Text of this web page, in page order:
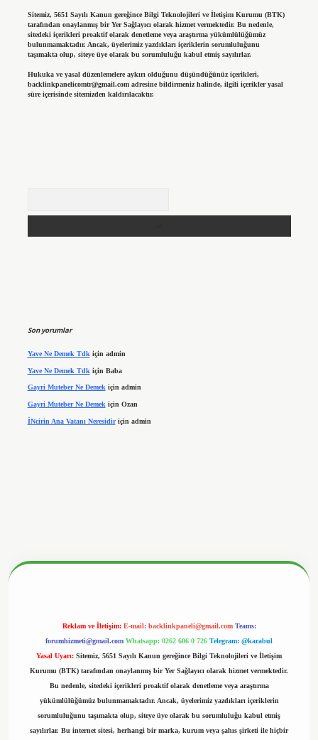
Sitemiz, 5651 Sayılı Kanun gereğince Bilgi Teknolojileri ve İletişim Kurumu (BTK)
tarafından onaylanmış bir Yer Sağlayıcı olarak hizmet vermektedir. Bu nedenle,
sitedeki içerikleri proaktif olarak denetleme veya araştırma yükümlülüğümüz
bulunmamaktadır. Ancak, üyelerimiz yazdıkları içeriklerin sorumluluğunu
taşımakta olup, siteye üye olarak bu sorumluluğu kabul etmiş sayılırlar.
Hukuka ve yasal düzenlemelere aykırı olduğunu düşündüğünüz içerikleri,
backlinkpanelicomtr@gmail.comadresine bildirmeniz halinde, ilgili içerikler yasal
süre içerisinde sitemizden kaldırılacaktır.
Son yorumlar
Yave Ne Demek Tdk için admin
Yave Ne Demek Tdk için Baba
Gayri Muteber Ne Demekiçin admin
Gayri Muteber Ne Demek için Ozan
İNcirin Ana Vatanı Neresidiriçin admin
Reklam ve İletişim: E-mail: backlinkpaneli@gmail.com Teams:
forumhizmeti@gmail.com Whatsapp: 0262 606 0 726 Telegram: @karabul
Yasal Uyarı: Sitemiz, 5651 Sayılı Kanun gereğince Bilgi Teknolojileri ve İletişim
Kurumu (BTK) tarafından onaylanmış bir Yer Sağlayıcı olarak hizmet vermektedir.
Bu nedenle, sitedeki içerikleri proaktif olarak denetleme veya araştırma
yükümlülüğümüz bulunmamaktadır. Ancak, üyelerimiz yazdıkları içeriklerin
sorumluluğunu taşımakta olup, siteye üye olarak bu sorumluluğu kabul etmiş
sayılırlar. Bu internet sitesi, herhangi bir marka, kurum veya şahıs şirketi ile hiçbir